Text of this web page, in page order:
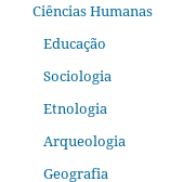
Ciências Humanas
Educação
Sociologia
Etnologia
Arqueologia
Geografia